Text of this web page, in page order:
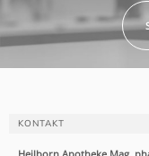
KONTAKT